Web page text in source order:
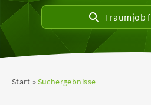
Start Suchergebnisse